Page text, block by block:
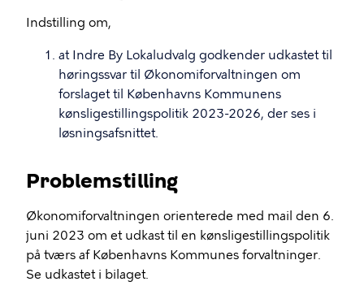
Indstilling om,
at Indre By Lokaludvalg godkender udkastet til
høringssvar til Økonomiforvaltningen om
forslaget til Københavns Kommunens
kønsligestillingspolitik 2023-2026, der ses i
løsningsafsnittet.
Problemstilling
Økonomiforvaltningen orienterede med mail den 6.
juni 2023 om et udkast til en kønsligestillingspolitik
på tværs af Københavns Kommunes forvaltninger.
Se udkastet i bilaget.